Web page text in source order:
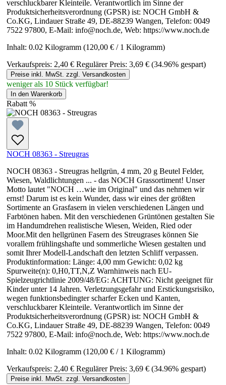
verschluckbarer Kleinteile. Verantwortlich im Sinne der
Produktsicherheitsverordnung (GPSR) ist: NOCH GmbH &
Co.KG, Lindauer Straße 49, DE-88239 Wangen, Telefon: 0049
7522 97800, E-Mail: info@noch.de, Web: https://www.noch.de
Inhalt: 0.02 Kilogramm (120,00 € / 1 Kilogramm)
Verkaufspreis: 2,40 € Regulärer Preis: 3,69 € (34.96% gespart)
Preise inkl. MwSt. zzgl. Versandkosten
weniger als 10 Stück verfügbar!
In den Warenkorb
Rabatt %
NOCH 08363 - Streugras
NOCH 08363 - Streugras hellgrün, 4 mm, 20 g Beutel Felder,
Wiesen, Waldlichtungen ... - das NOCH Grassortiment! Unser
Motto lautet "NOCH …wie im Original" und das nehmen wir
ernst! Darum ist es kein Wunder, dass wir eines der größten
Sortimente an Grasfasern in vielen verschiedenen Längen und
Farbtönen haben. Mit den verschiedenen Grüntönen gestalten Sie
im Handumdrehen realistische Wiesen, Weiden, Ried oder
Moor.Mit den hellgrünen Fasern des Streugrases können Sie
vorallem frühlingshafte und sommerliche Wiesen gestalten und
somit Ihrer Modell-Landschaft den letzten Schliff verpassen.
Produktinformation: Länge: 4,00 mm Gewicht: 0,02 kg
Spurweite(n): 0,H0,TT,N,Z Warnhinweis nach EU-
Spielzeugrichtlinie 2009/48/EG: ACHTUNG: Nicht geeignet für
Kinder unter 14 Jahren. Verletzungsgefahr und Erstickungsrisiko,
wegen funktionsbedingter scharfer Ecken und Kanten,
verschluckbarer Kleinteile. Verantwortlich im Sinne der
Produktsicherheitsverordnung (GPSR) ist: NOCH GmbH &
Co.KG, Lindauer Straße 49, DE-88239 Wangen, Telefon: 0049
7522 97800, E-Mail: info@noch.de, Web: https://www.noch.de
Inhalt: 0.02 Kilogramm (120,00 € / 1 Kilogramm)
Verkaufspreis: 2,40 € Regulärer Preis: 3,69 € (34.96% gespart)
Preise inkl. MwSt. zzgl. Versandkosten